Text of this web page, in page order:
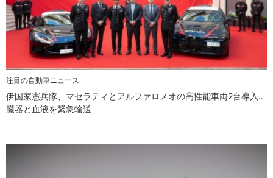
注目の自動車ニュース
伊国家憲兵隊、マセラティとアルファロメオの高性能車両2台導入…
臓器と血液を緊急輸送